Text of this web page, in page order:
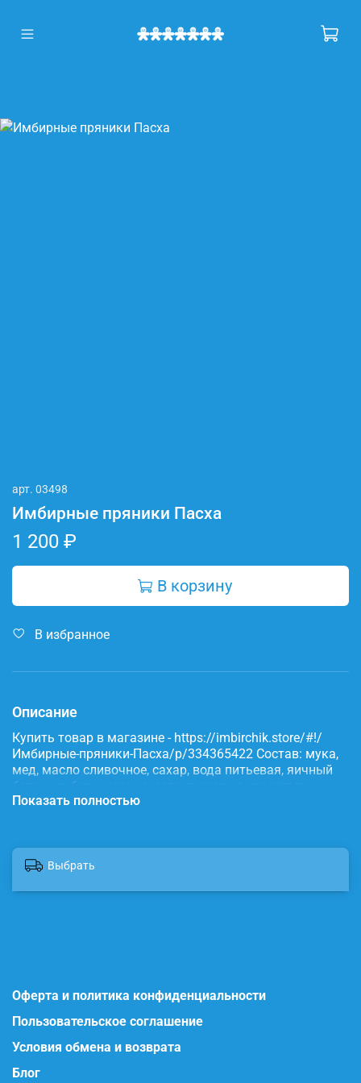
арт. 03498
Имбирные пряники Пасха
1 200 ₽
В корзину
В избранное
Описание
Купить товар в магазине - https://imbirchik.store/#!/
Имбирные-пряники-Пасха/p/334365422 Состав: мука,
мед, масло сливочное, сахар, вода питьевая, яичный
белок, имбирь, корица, сода, пищевые красители.
Показать полностью
Выбрать
Оферта и политика конфиденциальности
Пользовательское соглашение
Условия обмена и возврата
Блог